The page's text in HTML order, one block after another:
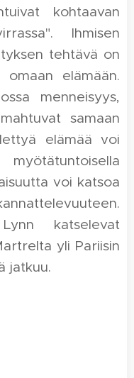
kohtaavan
Ihmisen
tehtävä on
omaan elämään.
menneisyys,
samaan
elämää voi
voi katsoa
katselevat
yli Pariisin
jatkuu.